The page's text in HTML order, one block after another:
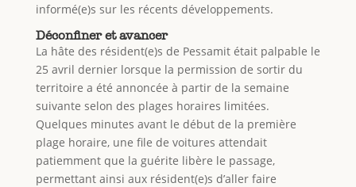
informé(e)s sur les récents développements.
Déconfiner et avancer
La hâte des résident(e)s de Pessamit était palpable le
25 avril dernier lorsque la permission de sortir du
territoire a été annoncée à partir de la semaine
suivante selon des plages horaires limitées.
Quelques minutes avant le début de la première
plage horaire, une file de voitures attendait
patiemment que la guérite libère le passage,
permettant ainsi aux résident(e)s d’aller faire